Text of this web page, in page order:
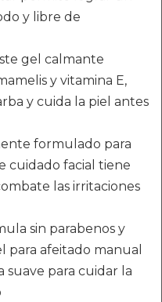
y libre de
gel calmante
y vitamina E,
y cuida la piel antes
formulado para
cuidado facial tiene
las irritaciones
sin parabenos y
para afeitado manual
para cuidar la